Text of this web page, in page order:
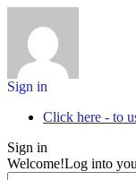
Sign in
Click here - to
Sign in
Welcome!Log into